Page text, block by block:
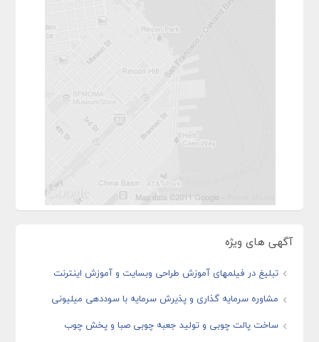
آگهی های ویژه
تبلیغ در فیلمهای آموزش طراحی وبسایت و آموزش اینترنت
مشاوره سرمایه گذاری و پذیرش سرمایه با سوددهی میلیونی
ساخت پالت چوبی و تولید جعبه چوبی صبا و پخش چوب